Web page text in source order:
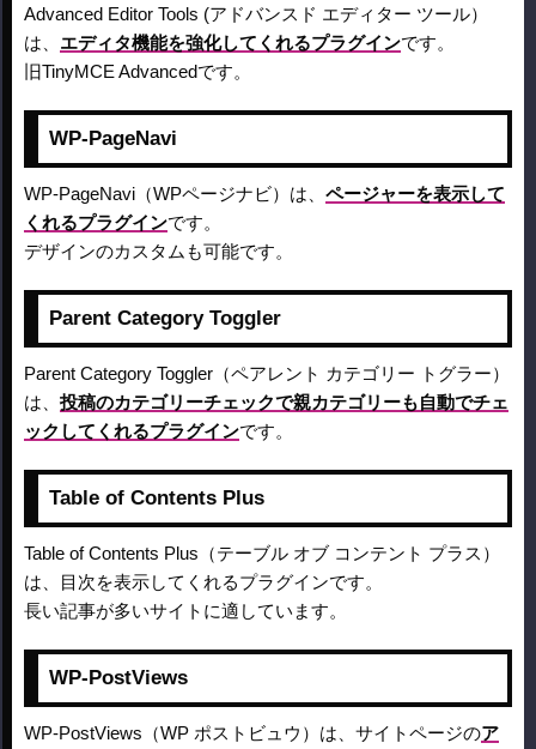
Advanced Editor Tools (アドバンスド エディター ツール）
は、 エディタ機能を強化してくれるプラグインです。
旧TinyMCE Advancedです。
WP-PageNavi
WP-PageNavi（WPページナビ）は、 ページャーを表示して
くれるプラグインです。
デザインのカスタムも可能です。
Parent Category Toggler
Parent Category Toggler（ペアレント カテゴリー トグラー）
は、 投稿のカテゴリーチェックで親カテゴリーも自動でチェ
ックしてくれるプラグインです。
Table of Contents Plus
Table of Contents Plus（テーブル オブ コンテント プラス）
は、目次を表示してくれるプラグインです。
長い記事が多いサイトに適しています。
WP-PostViews
WP-PostViews（WP ポストビュウ）は、サイトページのア